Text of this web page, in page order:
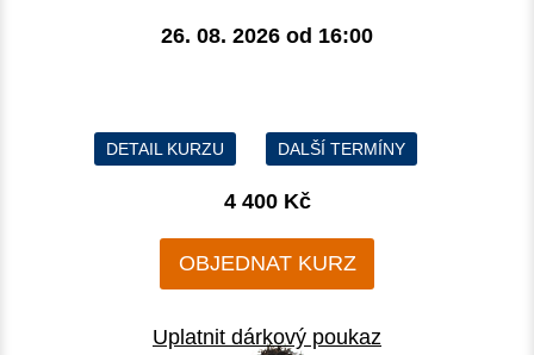
26. 08. 2026 od 16:00
DETAIL KURZU DALŠÍ TERMÍNY
4 400 Kč
OBJEDNAT KURZ
Uplatnit dárkový poukaz